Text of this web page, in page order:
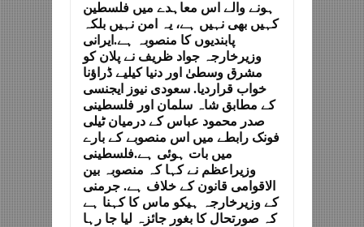
ہونے والے اس معاہدے میں فلسطین
کہیں بھی نہیں ہے، یہ امن نہیں بلکہ
پابندیوں کا منصوبہ ہے.ایرانی
وزیرخارجہ جواد ظریف نے پلان کو
مشرق وسطیٰ اور دنیا کیلیے ڈراؤنا
خواب قراردیا. سعودی نیوز ایجنسی
کے مطابق شاہ سلمان اور فلسطینی
صدر محمود عباس کے درمیان ٹیلی
فونک رابطے میں اس منصوبے کے بارے
میں بات ہوئی ہے.فلسطینی
وزیراعظم نے کہا کہ منصوبہ بین
الاقوامی قانون کے خلاف ہے. جرمنی
کے وزیرخارجہ ہیکو ماس کا کہنا ہے
کہ صورتحال کا بغور جائزہ لیا جا رہا